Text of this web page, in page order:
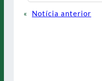
«
Notícia anterior